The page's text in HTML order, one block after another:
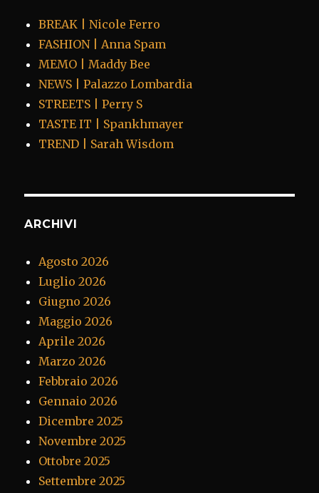
BREAK | Nicole Ferro
FASHION | Anna Spam
MEMO | Maddy Bee
NEWS | Palazzo Lombardia
STREETS | Perry S
TASTE IT | Spankhmayer
TREND | Sarah Wisdom
ARCHIVI
Agosto 2026
Luglio 2026
Giugno 2026
Maggio 2026
Aprile 2026
Marzo 2026
Febbraio 2026
Gennaio 2026
Dicembre 2025
Novembre 2025
Ottobre 2025
Settembre 2025